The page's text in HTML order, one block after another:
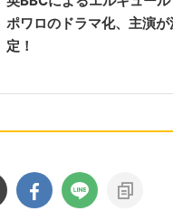
ポワロのドラマ化、主演が
定！